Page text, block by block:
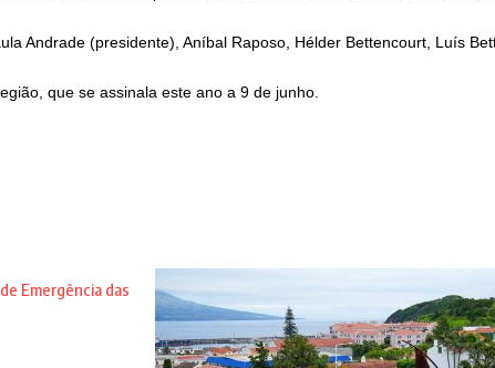
Andrade (presidente), Aníbal Raposo, Hélder Bettencourt, Luís
que se assinala este ano a 9 de junho.
Emergência das